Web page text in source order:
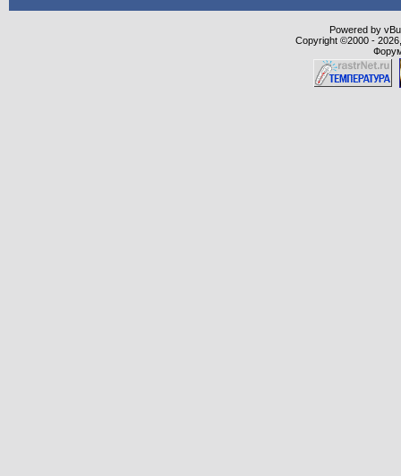
Powered by
Copyright ©2000 -